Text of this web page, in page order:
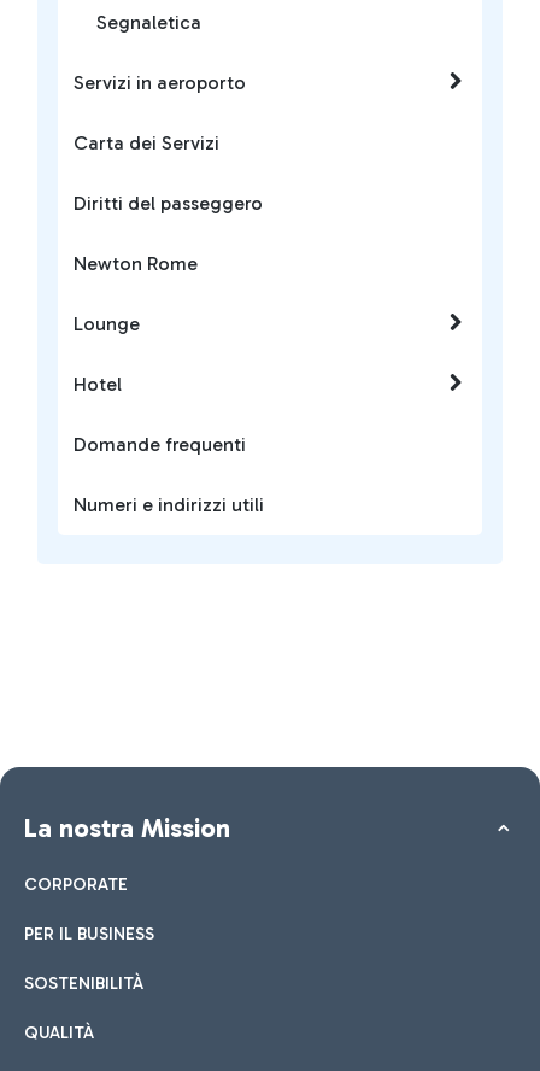
Segnaletica
Servizi in aeroporto
Carta dei Servizi
Diritti del passeggero
Newton Rome
Lounge
Hotel
Domande frequenti
Numeri e indirizzi utili
La nostra Mission
CORPORATE
PER IL BUSINESS
SOSTENIBILITÀ
QUALITÀ